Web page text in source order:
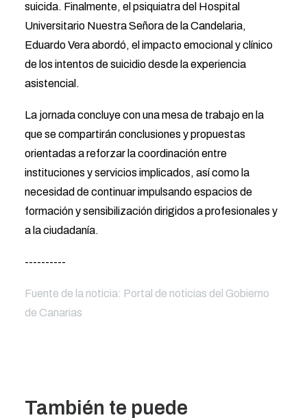
suicida. Finalmente, el psiquiatra del Hospital
Universitario Nuestra Señora de la Candelaria,
Eduardo Vera abordó, el impacto emocional y clínico
de los intentos de suicidio desde la experiencia
asistencial.
La jornada concluye con una mesa de trabajo en la
que se compartirán conclusiones y propuestas
orientadas a reforzar la coordinación entre
instituciones y servicios implicados, así como la
necesidad de continuar impulsando espacios de
formación y sensibilización dirigidos a profesionales y
a la ciudadanía.
----------
Fuente de la noticia: Portal de noticias del Gobierno
de Canarias
También te puede